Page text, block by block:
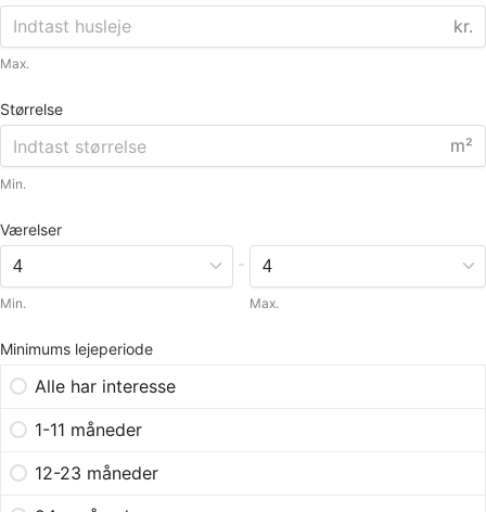
kr.
Max.
Størrelse
m²
Min.
Værelser
Min.
-
Max.
Minimums lejeperiode
Alle har interesse
1-11 måneder
12-23 måneder